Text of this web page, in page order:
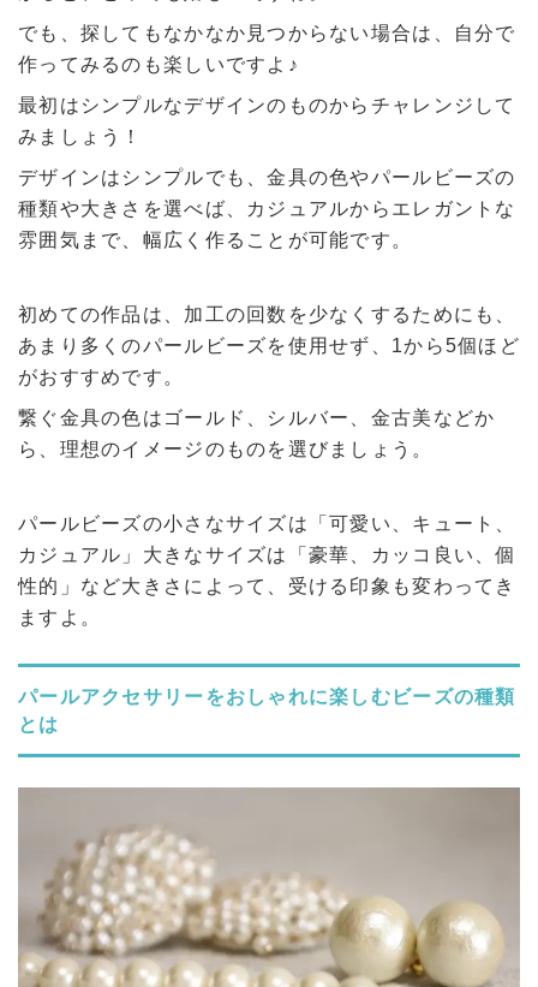
でも、探してもなかなか見つからない場合は、自分で
作ってみるのも楽しいですよ♪
最初はシンプルなデザインのものからチャレンジして
みましょう！
デザインはシンプルでも、金具の色やパールビーズの
種類や大きさを選べば、カジュアルからエレガントな
雰囲気まで、幅広く作ることが可能です。
初めての作品は、加工の回数を少なくするためにも、
あまり多くのパールビーズを使用せず、1から5個ほど
がおすすめです。
繋ぐ金具の色はゴールド、シルバー、金古美などか
ら、理想のイメージのものを選びましょう。
パールビーズの小さなサイズは「可愛い、キュート、
カジュアル」大きなサイズは「豪華、カッコ良い、個
性的」など大きさによって、受ける印象も変わってき
ますよ。
パールアクセサリーをおしゃれに楽しむビーズの種類
とは